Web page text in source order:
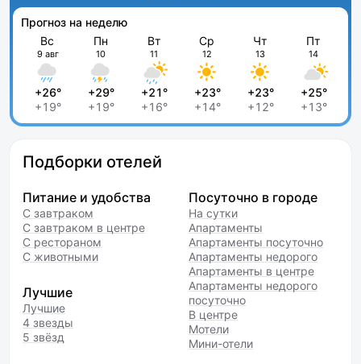
Прогноз на неделю
Вс
9 авг
+26°
+19°
Пн
10
+29°
+19°
Вт
11
+21°
+16°
Ср
12
+23°
+14°
Чт
13
+23°
+12°
Пт
14
+25°
+13°
Подборки отелей
Питание и удобства
С завтраком
С завтраком в центре
С рестораном
С животными
Лучшие
Лучшие
4 звезды
5 звёзд
Посуточно в городе
На сутки
Апартаменты
Апартаменты посуточно
Апартаменты недорого
Апартаменты в центре
Апартаменты недорого
посуточно
В центре
Мотели
Мини-отели